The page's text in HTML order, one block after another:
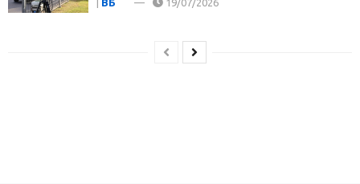
ВБ 19/07/2026